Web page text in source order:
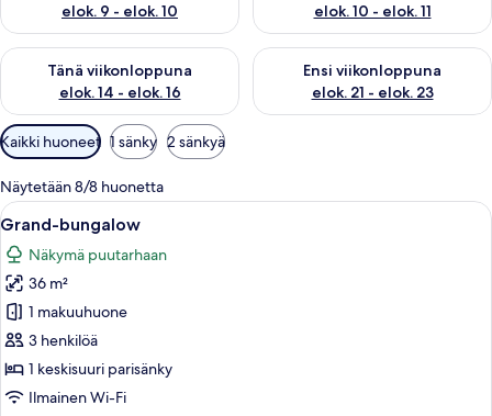
elok. 9 - elok. 10
elok. 10 - elok. 11
Tänä viikonloppuna
elok. 14 - elok. 16
Tarkista tämän viikonlopun saatavuus elok. 14 - elok. 16
Ensi viikonloppuna
elok. 21 - elok. 23
Tarkista ensi viikonlopun
Huoneille
saatavilla
olevia
suodattimia
Kaikki huoneet 1 sänky 2 sänkyä
Näytetään 8/8 huonetta
Avaa
kaikki
huonetyypin
Grand-
bungalow
kuvat
Puinen sisustus, jossa on sohva,
10
Grand-bungalow
Näkymä puutarhaan
36 m²
1 makuuhuone
3 henkilöä
1 keskisuuri parisänky
Ilmainen Wi-Fi